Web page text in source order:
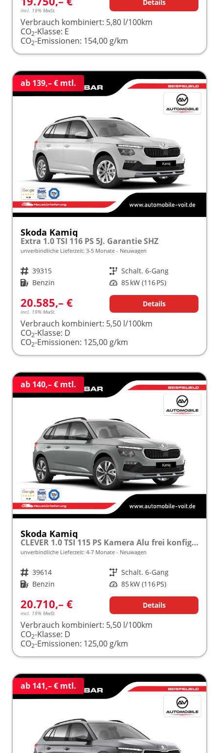
incl. 19% MwSt.
Details
Verbrauch kombiniert: 5,80 l/100km
CO2-Klasse: E
CO2-Emissionen: 154,00 g/km
ab 139,– € mtl.
Skoda Kamiq
Extra 1.0 TSI 116 PS 5J. Garantie SHZ
unverbindliche Lieferzeit: 3-5 Monate Neuwagen
Fahrzeugnr. 39315 Getriebe Schalt. 6-Gang
Kraftstoff Benzin Leistung 85 kW (116 PS)
20.585,– €
incl. 19% MwSt.
Details
Verbrauch kombiniert: 5,50 l/100km
CO2-Klasse: D
CO2-Emissionen: 125,00 g/km
ab 140,– € mtl.
Skoda Kamiq
CLEVER 1.0 TSI 115 PS Kamera Alu frei konfigurierbar!
unverbindliche Lieferzeit: 4-7 Monate Neuwagen
Fahrzeugnr. 39614 Getriebe Schalt. 6-Gang
Kraftstoff Benzin Leistung 85 kW (116 PS)
20.710,– €
incl. 19% MwSt.
Details
Verbrauch kombiniert: 5,50 l/100km
CO2-Klasse: D
CO2-Emissionen: 125,00 g/km
ab 141,– € mtl.